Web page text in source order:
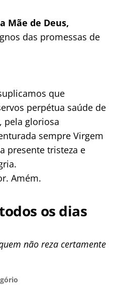
Mãe de Deus,
das promessas de
que
perpétua saúde de
pela gloriosa
sempre Virgem
presente tristeza e
Amém.
os dias
não reza certamente